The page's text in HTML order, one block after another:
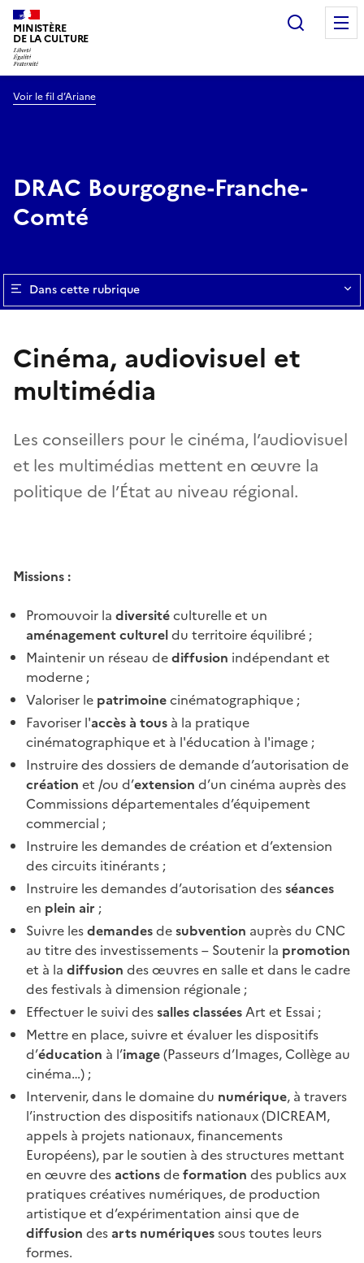
MINISTÈRE
DE LA CULTURE
Voir le fil d’Ariane
DRAC Bourgogne-Franche-
Comté
Dans cette rubrique
Cinéma, audiovisuel et
multimédia
Les conseillers pour le cinéma, l’audiovisuel
et les multimédias mettent en œuvre la
politique de l’État au niveau régional.
Missions :
Promouvoir la diversitéculturelle et un
aménagement cultureldu territoire équilibré ;
Maintenir un réseau dediffusion indépendant et
moderne ;
Valoriser le patrimoinecinématographique ;
Favoriser l'accès à tous à la pratique
cinématographique et à l'éducation à l'image ;
Instruire des dossiers de demande d’autorisation de
création et /ou d’extension d’un cinéma auprès des
Commissions départementales d’équipement
commercial ;
Instruire les demandes de création et d’extension
des circuits itinérants ;
Instruire les demandes d’autorisation desséances
en plein air ;
Suivre lesdemandesdesubvention auprès du CNC
au titre des investissements – Soutenir la promotion
et à la diffusion des œuvres en salle et dans le cadre
des festivals à dimension régionale ;
Effectuer le suivi dessalles classéesArt et Essai ;
Mettre en place, suivre et évaluer les dispositifs
d’éducation à l’image(Passeurs d’Images, Collège au
cinéma…) ;
Intervenir, dans le domaine du numérique, à travers
l’instruction des dispositifs nationaux (DICREAM,
appels à projets nationaux, financements
Européens), par le soutien à des structures mettant
en œuvre desactionsdeformation des publics aux
pratiques créatives numériques, de production
artistique et d’expérimentation ainsi que de
diffusion desarts numériquessous toutes leurs
formes.